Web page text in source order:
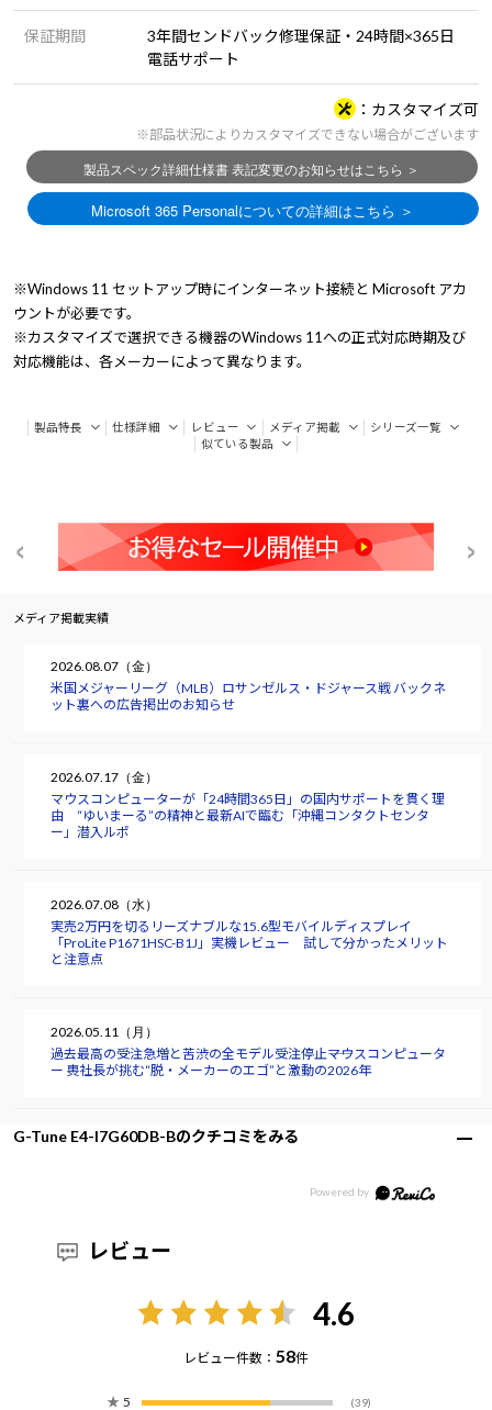
保証期間
3年間センドバック修理保証・24時間×365日
電話サポート
カスタマイズ可
※部品状況によりカスタマイズできない場合がございます
※Windows 11 セットアップ時にインターネット接続と Microsoft アカ
ウントが必要です。
※カスタマイズで選択できる機器のWindows 11への正式対応時期及び
対応機能は、各メーカーによって異なります。
製品特長 仕様詳細 レビュー メディア掲載
シリーズ一覧
似ている製品
メディア掲載実績
2026.08.07（金）
米国メジャーリーグ（MLB）ロサンゼルス・ドジャース戦 バックネ
ット裏への広告掲出のお知らせ
2026.07.17（金）
マウスコンピューターが「24時間365日」の国内サポートを貫く理
由 “ゆいまーる”の精神と最新AIで臨む「沖縄コンタクトセンタ
ー」潜入ルポ
2026.07.08（水）
実売2万円を切るリーズナブルな15.6型モバイルディスプレイ
「ProLite P1671HSC-B1J」実機レビュー 試して分かったメリット
と注意点
2026.05.11（月）
過去最高の受注急増と苦渋の全モデル受注停止――マウスコンピュータ
ー 軣社長が挑む“脱・メーカーのエゴ”と激動の2026年
G-Tune E4-I7G60DB-Bのクチコミをみる
レビュー
4.6
レビュー件数： 58件
★ 5 (39)